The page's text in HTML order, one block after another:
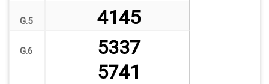
G.5 4145
G.6
5337
5741